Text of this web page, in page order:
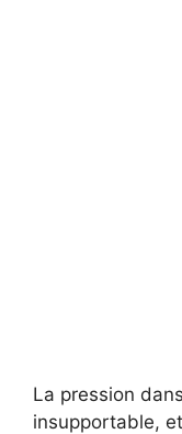
La pression
insupportable,